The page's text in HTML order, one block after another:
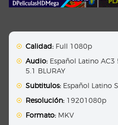
Calidad: Full 1080p
Audio: Español Latino AC3
5.1 BLURAY
Subtitulos: Español Latino
Resolución: 19201080p
Formato: MKV